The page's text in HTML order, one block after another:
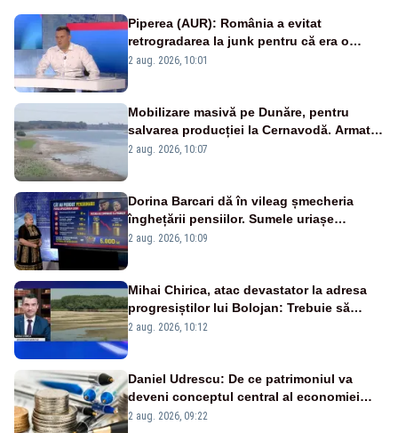
Piperea (AUR): România a evitat
retrogradarea la junk pentru că era o
catastrofă pentru bănci și fondurile de
2 aug. 2026, 10:01
Mobilizare masivă pe Dunăre, pentru
salvarea producției la Cernavodă. Armata
va detona o stâncă și va devia apa
2 aug. 2026, 10:07
Dorina Barcari dă în vileag șmecheria
înghețării pensiilor. Sumele uriașe
pierdute de fiecare român
2 aug. 2026, 10:09
Mihai Chirica, atac devastator la adresa
progresiștilor lui Bolojan: Trebuie să
protejăm și natura, dar nu șținem omaneii
2 aug. 2026, 10:12
Daniel Udrescu: De ce patrimoniul va
deveni conceptul central al economiei
viitoare?
2 aug. 2026, 09:22